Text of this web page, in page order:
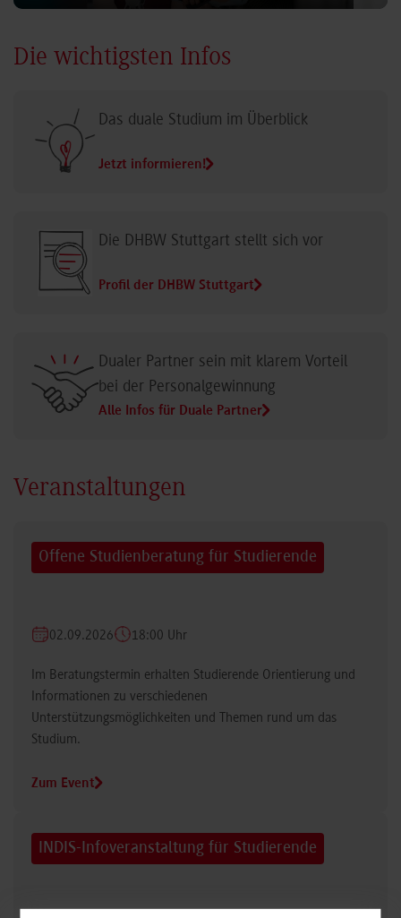
Die wichtigsten Infos
Das duale Studium im Überblick
Jetzt informieren!
Die DHBW Stuttgart stellt sich vor
Profil der DHBW Stuttgart
Dualer Partner sein mit klarem Vorteil
bei der Personalgewinnung
Alle Infos für Duale Partner
Veranstaltungen
Offene Studienberatung für Studierende
02.09.2026 18:00 Uhr
Im Beratungstermin erhalten Studierende Orientierung und
Informationen zu verschiedenen
Unterstützungsmöglichkeiten und Themen rund um das
Studium.
Zum Event
INDIS-Infoveranstaltung für Studierende